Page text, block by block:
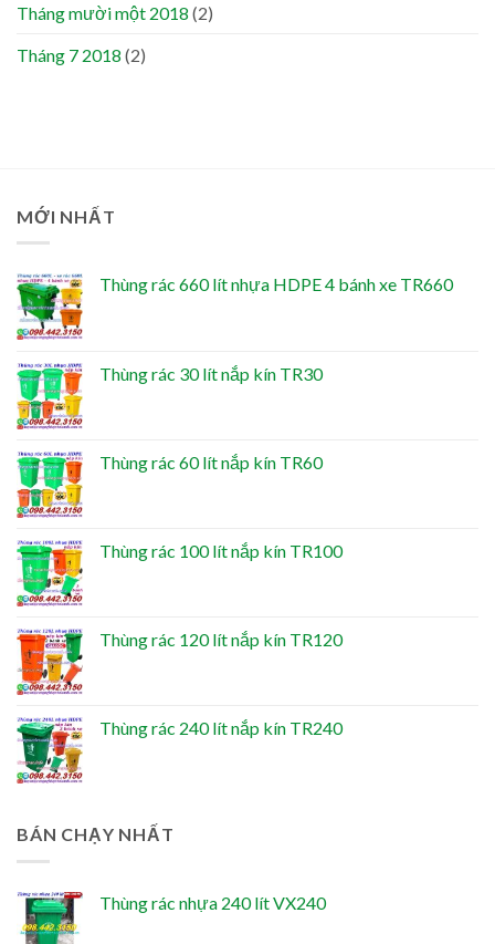
Tháng mười một 2018 (2)
Tháng 7 2018 (2)
MỚI NHẤT
Thùng rác 660 lít nhựa HDPE 4 bánh xe TR660
Thùng rác 30 lít nắp kín TR30
Thùng rác 60 lít nắp kín TR60
Thùng rác 100 lít nắp kín TR100
Thùng rác 120 lít nắp kín TR120
Thùng rác 240 lít nắp kín TR240
BÁN CHẠY NHẤT
Thùng rác nhựa 240 lít VX240